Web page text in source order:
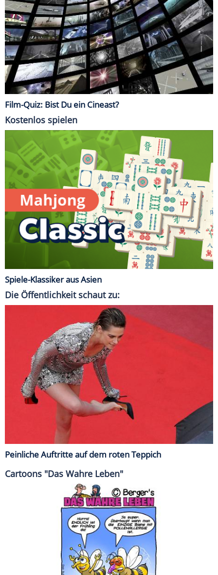
Film-Quiz: Bist Du ein Cineast?
Kostenlos spielen
Spiele-Klassiker aus Asien
Die Öffentlichkeit schaut zu:
Peinliche Auftritte auf dem roten Teppich
Cartoons "Das Wahre Leben"